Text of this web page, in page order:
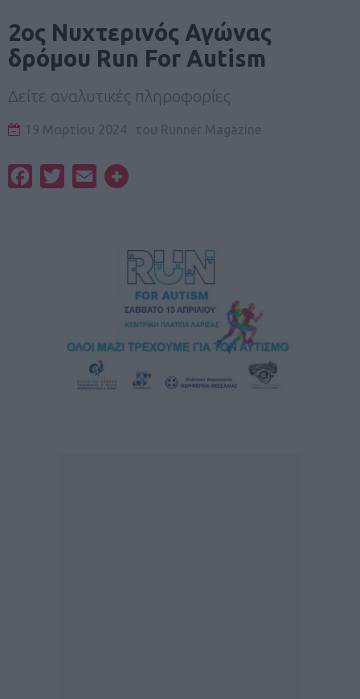
2ος Νυχτερινός Αγώνας
δρόμου Run For Autism
Δείτε αναλυτικές πληροφορίες
19 Μαρτίου 2024 του Runner Magazine
FacebookTwitterEmail